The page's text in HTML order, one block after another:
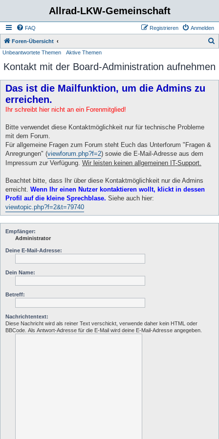
Allrad-LKW-Gemeinschaft
FAQ Anmelden
Registrieren
Foren-Übersicht
Unbeantwortete Themen Aktive Themen
Kontakt mit der Board-Administration aufnehmen
Das ist die Mailfunktion, um die Admins zu
erreichen.
Ihr schreibt hier nicht an ein Forenmitglied!
Bitte verwendet diese Kontaktmöglichkeit nur für technische Probleme
mit dem Forum.
Für allgemeine Fragen zum Forum steht Euch das Unterforum "Fragen &
Anregrungen" (viewforum.php?f=2) sowie die E-Mail-Adresse aus dem
Impressum zur Verfügung. Wir leisten keinen allgemeinen IT-Support.
Beachtet bitte, dass Ihr über diese Kontaktmöglichkeit nur die Admins
erreicht. Wenn Ihr einen Nutzer kontaktieren wollt, klickt in dessen
Profil auf die kleine Sprechblase. Siehe auch hier:
viewtopic.php?f=2&t=79740
Empfänger:
Administrator
Deine E-Mail-Adresse:
Dein Name:
Betreff:
Nachrichtentext:
Diese Nachricht wird als reiner Text verschickt, verwende daher kein HTML oder
BBCode. Als Antwort-Adresse für die E-Mail wird deine E-Mail-Adresse angegeben.